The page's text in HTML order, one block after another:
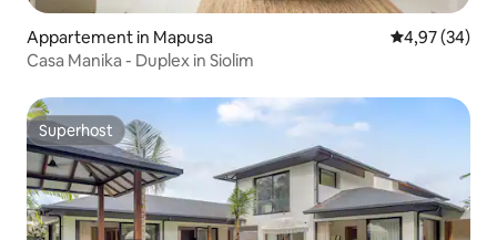
Appartement in Mapusa Gemiddelde
4,97 (34)
Casa Manika - Duplex in Siolim
Superhost
Superhost